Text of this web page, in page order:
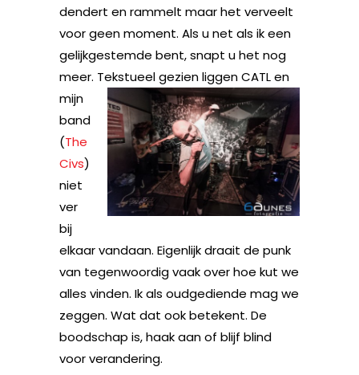
dendert en rammelt maar het verveelt
voor geen moment. Als u net als ik een
gelijkgestemde bent, snapt u het nog
meer. Tekstueel gezien liggen CATL en
mijn
band
(The
Civs)
niet
ver
bij
elkaar vandaan. Eigenlijk draait de punk
van tegenwoordig vaak over hoe kut we
alles vinden. Ik als oudgediende mag we
zeggen. Wat dat ook betekent. De
boodschap is, haak aan of blijf blind
voor verandering.